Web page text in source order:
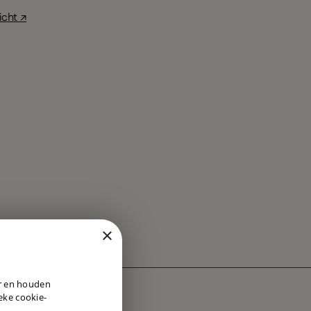
↗
×
en houden
cookie-